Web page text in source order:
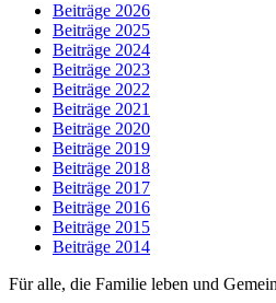
Beiträge 2026
Beiträge 2025
Beiträge 2024
Beiträge 2023
Beiträge 2022
Beiträge 2021
Beiträge 2020
Beiträge 2019
Beiträge 2018
Beiträge 2017
Beiträge 2016
Beiträge 2015
Beiträge 2014
Für alle, die Familie leben und